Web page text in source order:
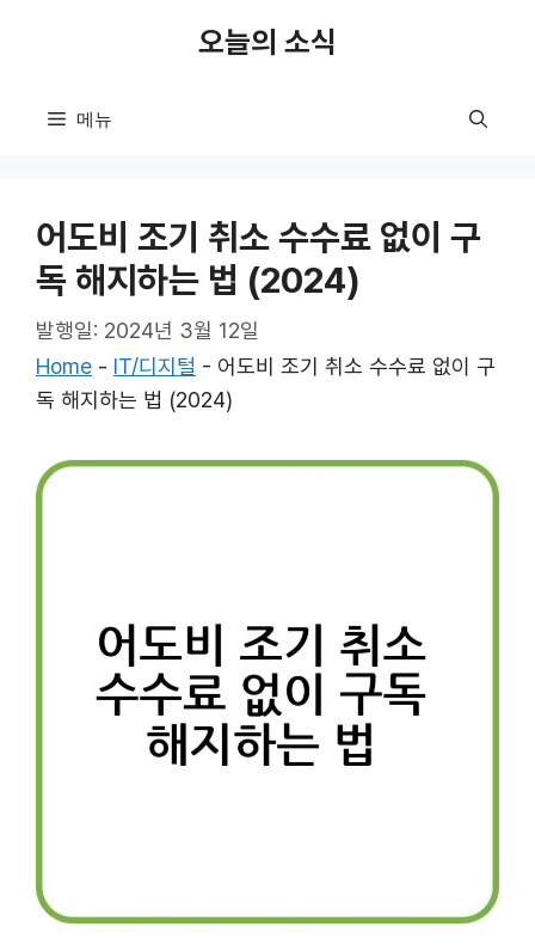
오늘의 소식
메뉴
어도비 조기 취소 수수료 없이 구
독 해지하는 법 (2024)
발행일: 2024년 3월 12일
Home - IT/디지털 - 어도비 조기 취소 수수료 없이 구
독 해지하는 법 (2024)